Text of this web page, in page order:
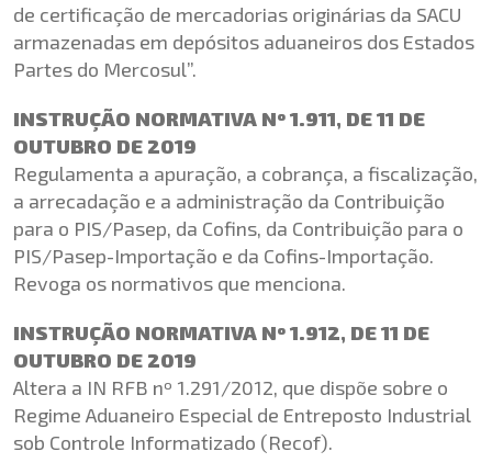
de certificação de mercadorias originárias da SACU
armazenadas em depósitos aduaneiros dos Estados
Partes do Mercosul”.
INSTRUÇÃO NORMATIVA Nº 1.911, DE 11 DE
OUTUBRO DE 2019
Regulamenta a apuração, a cobrança, a fiscalização,
a arrecadação e a administração da Contribuição
para o PIS/Pasep, da Cofins, da Contribuição para o
PIS/Pasep-Importação e da Cofins-Importação.
Revoga os normativos que menciona.
INSTRUÇÃO NORMATIVA Nº 1.912, DE 11 DE
OUTUBRO DE 2019
Altera a IN RFB nº 1.291/2012, que dispõe sobre o
Regime Aduaneiro Especial de Entreposto Industrial
sob Controle Informatizado (Recof).